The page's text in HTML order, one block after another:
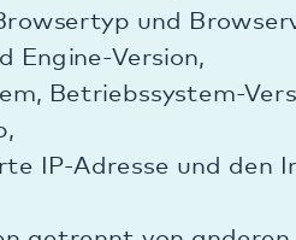
und gespeichert.
Weitergabe dieser Daten.
nur dann, wenn eine
zur Weitergabe besteht.
bei Besuch unserer